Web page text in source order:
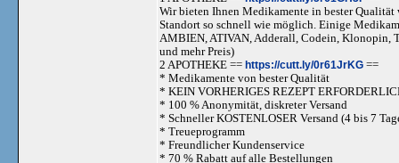
Wir bieten Ihnen Medikamente in bester
Standort so schnell wie möglich. Einige
AMBIEN, ATIVAN, Adderall, Codein, Klonopin,
und mehr Preis)
2 APOTHEKE == https://cutt.ly/0r61JrKG ==
* Medikamente von bester Qualität
* KEIN VORHERIGES REZEPT
* 100 % Anonymität, diskreter Versand
* Schneller KOSTENLOSER Versand (4 bis 7
* Treueprogramm
* Freundlicher Kundenservice
* 70 % Rabatt auf alle Bestellungen